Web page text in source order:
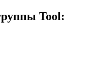
Tool: